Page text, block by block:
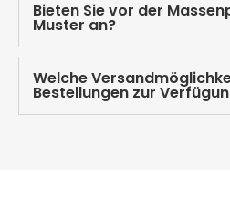
Bieten Sie vor der
Muster an?
Welche
Bestellungen zur